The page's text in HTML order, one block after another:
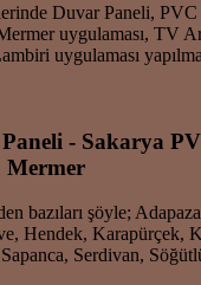
Duvar Paneli,
uygulaması, TV
uygulaması
- Sakarya
Mermer
bazıları şöyle;
Hendek, Karapürçek,
Serdivan,